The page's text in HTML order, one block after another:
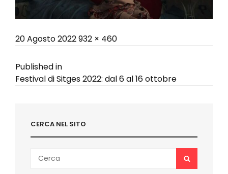
Posted
20 Agosto 2022Full
932 × 460
Navigazione
articoli
Published in
Festival di Sitges 2022: dal 6 al 16 ottobre
CERCA NEL SITO
for:
SEARCH